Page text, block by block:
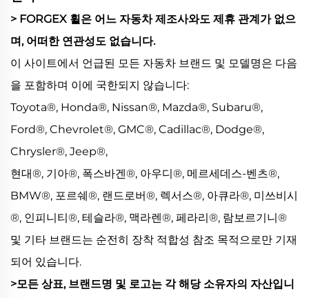
> FORGEX 휠은 어느 자동차 제조사와도 제휴 관계가 없으
며, 어떠한 연관성도 없습니다.
이 사이트에서 언급된 모든 자동차 브랜드 및 모델명은 다음
을 포함하며 이에 국한되지 않습니다:
Toyota®, Honda®, Nissan®, Mazda®, Subaru®,
Ford®, Chevrolet®, GMC®, Cadillac®, Dodge®,
Chrysler®, Jeep®,
현대®, 기아®, 폭스바겐®, 아우디®, 메르세데스-벤츠®,
BMW®, 포르쉐®, 랜드로버®, 렉서스®, 아큐라®, 미쓰비시
®, 인피니티®, 테슬라®, 맥라렌®, 페라리®, 람보르기니®
및 기타 브랜드는 순전히 장착 적합성 참조 목적으로만 기재
되어 있습니다.
>모든 상표, 브랜드명 및 로고는 각 해당 소유자의 자산입니